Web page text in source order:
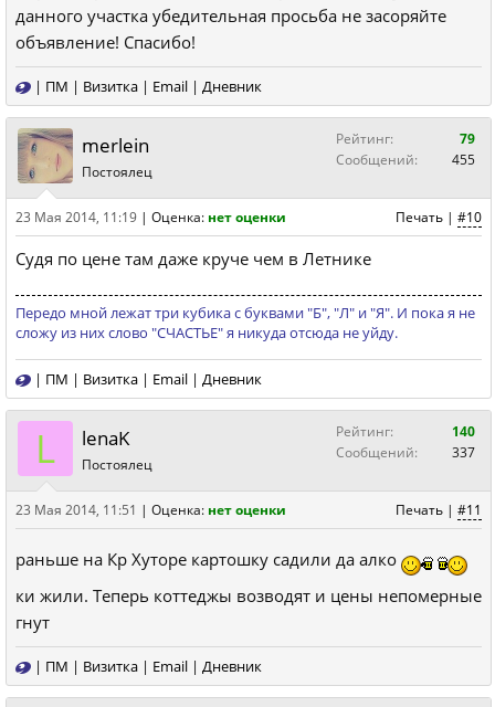
данного участка убедительная просьба не засоряйте
объявление! Спасибо!
| ПМ | Визитка | Email | Дневник
merlein
Постоялец
Рейтинг:
79
Сообщений:
455
Печать | #10
23 Мая 2014, 11:19 | Оценка: нет оценки
Судя по цене там даже круче чем в Летнике
Передо мной лежат три кубика с буквами "Б", "Л" и "Я". И пока я не
сложу из них слово "СЧАСТЬЕ" я никуда отсюда не уйду.
| ПМ | Визитка | Email | Дневник
L lenaK
Постоялец
Рейтинг:
140
Сообщений:
337
Печать | #11
23 Мая 2014, 11:51 | Оценка: нет оценки
раньше на Кр Хуторе картошку садили да алко
ки жили. Теперь коттеджы возводят и цены непомерные
гнут
| ПМ | Визитка | Email | Дневник